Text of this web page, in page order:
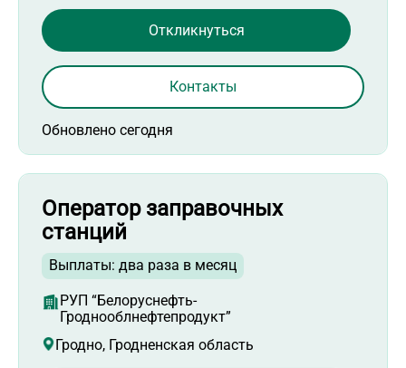
Обновлено сегодня
Откликнуться
Контакты
Оператор заправочных
станций
Выплаты: два раза в месяц
РУП “Белоруснефть-
Гроднооблнефтепродукт”
Гродно, Гродненская область